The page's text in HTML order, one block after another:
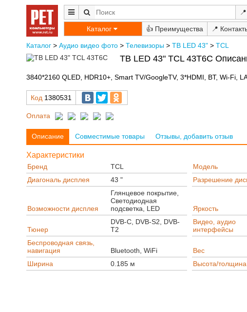
Каталог 👍 📍
Каталог> Аудио видео фото> Телевизоры> ТВ LED 43"> TCL
ТВ LED 43" TCL 43T6C
3840*2160 QLED, HDR10+, Smart TV/GoogleTV, 3*HDMI, BT, Wi-Fi,
Код 1380531
Оплата
Описание Совместимые товары Отзывы, добавить отзыв
Характеристики
Бренд TCL Модель
Диагональ дисплея
43 " Разрешение
Возможности дисплея
Глянцевое покрытие,
Светодиодная
подсветка, LED
Яркость
Тюнер
DVB-C, DVB-S2, DVB-
T2
Видео, аудио
интерфейсы
Беспроводная связь,
навигация
Bluetooth, WiFi Вес
Ширина
0.185 м Высота/толщина